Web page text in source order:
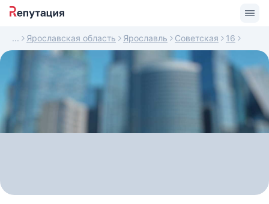
Ярославская область Ярославль Советская 16